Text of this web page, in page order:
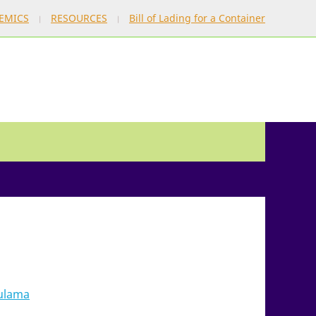
RESOURCES Bill of Lading for a Container